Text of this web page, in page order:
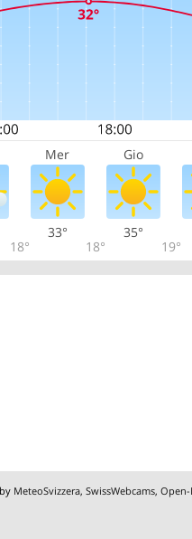
Mer Gio
18°
33°
18°
35°
19°
MeteoSvizzera,SwissWebcams,